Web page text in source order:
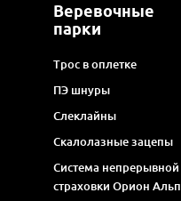
Веревочные
парки
Трос в оплетке
ПЭ шнуры
Слеклайны
Скалолазные зацепы
Система непрерывной
страховки Орион Альп